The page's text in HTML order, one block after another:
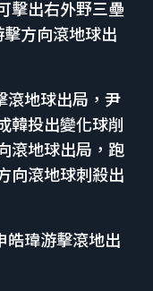
擊出右外野三壘
方向滾地球出
滾地球出局，尹
韓投出變化球削
滾地球出局，跑
向滾地球刺殺出
皓瑋游擊滾地出